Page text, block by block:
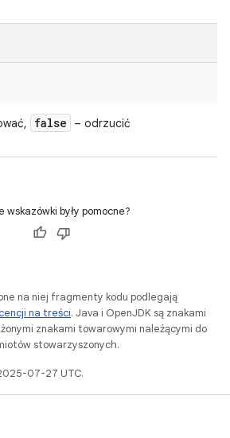
false – odrzucić
wskazówki były pomocne?
na niej fragmenty kodu podlegają
na treści. Java i OpenJDK są znakami
znakami towarowymi należącymi do
stowarzyszonych.
07-27 UTC.